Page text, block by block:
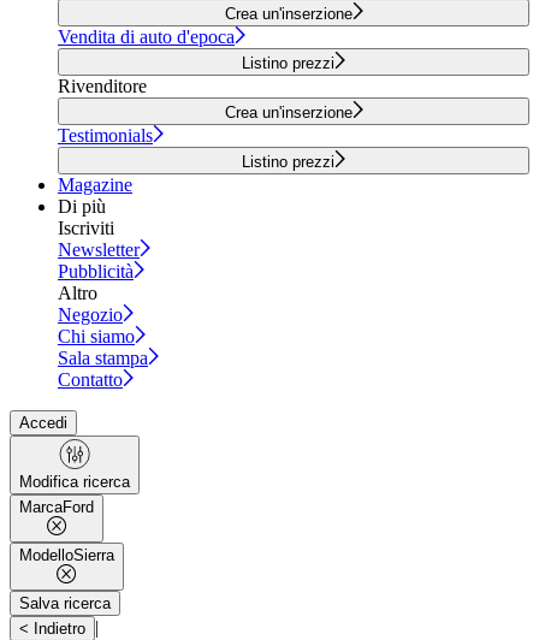
Crea un'inserzione
Vendita di auto d'epoca
Listino prezzi
Rivenditore
Crea un'inserzione
Testimonials
Listino prezzi
Magazine
Di più
Iscriviti
Newsletter
Pubblicità
Altro
Negozio
Chi siamo
Sala stampa
Contatto
Accedi
Modifica ricerca
MarcaFord
ModelloSierra
Salva ricerca
< Indietro |